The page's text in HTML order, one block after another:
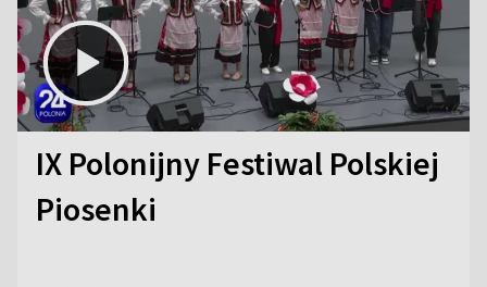
IX Polonijny Festiwal Polskiej
Piosenki